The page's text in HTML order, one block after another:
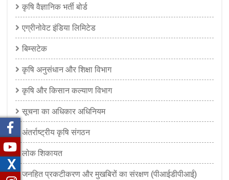
कृषि वैज्ञानिक भर्ती बोर्ड
एग्रीनोवेट इंडिया लिमिटेड
बिम्सटेक
कृषि अनुसंधान और शिक्षा विभाग
कृषि और किसान कल्याण विभाग
सूचना का अधिकार अधिनियम
अंतर्राष्ट्रीय कृषि संगठन
लोक शिकायत
जनहित प्रकटीकरण और मुखबिरों का संरक्षण (पीआईडीपीआई)
X